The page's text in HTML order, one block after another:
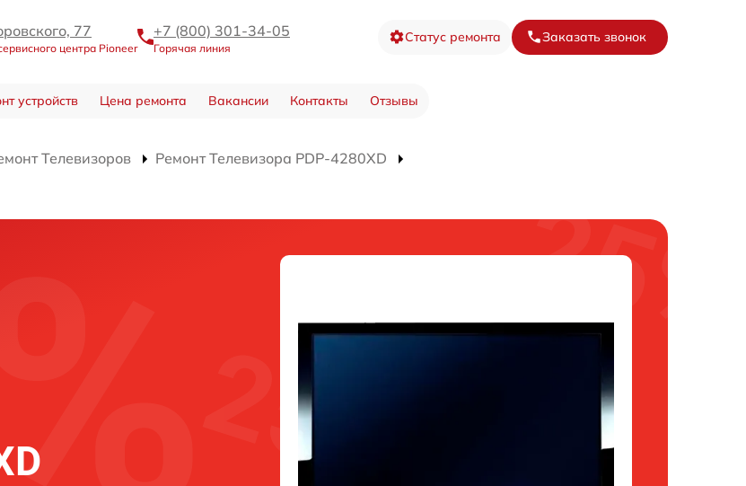
77
центра Pioneer
+7 (800) 301-34-05
Горячая линия
Статус ремонта Заказать звонок
устройств Цена ремонта Вакансии Контакты Отзывы
Телевизоров
Ремонт Телевизора PDP-4280XD